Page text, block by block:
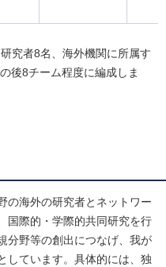
究者8名、海外機関に所属す
後8チーム程度に編成しま
の海外の研究者とネットワー
国際的・学際的共同研究を行
分野等の創出につなげ、我が
しています。具体的には、独